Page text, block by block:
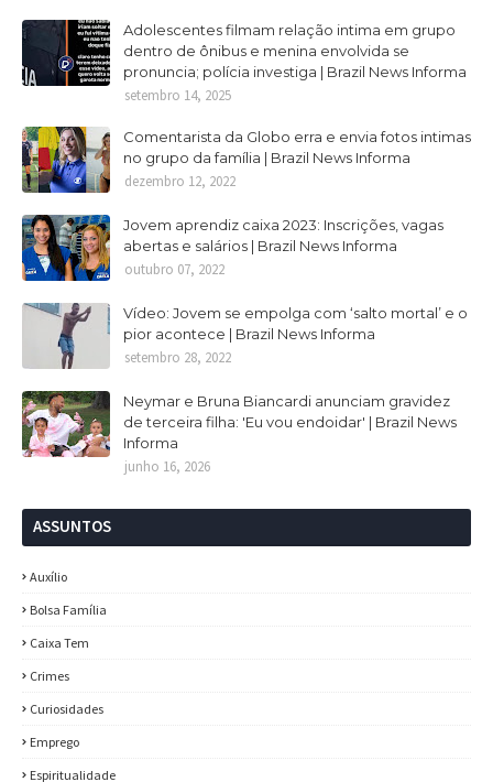
Adolescentes filmam relação intima em grupo
dentro de ônibus e menina envolvida se
pronuncia; polícia investiga | Brazil News Informa
setembro 14, 2025
Comentarista da Globo erra e envia fotos intimas
no grupo da família | Brazil News Informa
dezembro 12, 2022
Jovem aprendiz caixa 2023: Inscrições, vagas
abertas e salários | Brazil News Informa
outubro 07, 2022
Vídeo: Jovem se empolga com ‘salto mortal’ e o
pior acontece | Brazil News Informa
setembro 28, 2022
Neymar e Bruna Biancardi anunciam gravidez
de terceira filha: 'Eu vou endoidar' | Brazil News
Informa
junho 16, 2026
ASSUNTOS
Auxílio
Bolsa Família
Caixa Tem
Crimes
Curiosidades
Emprego
Espiritualidade